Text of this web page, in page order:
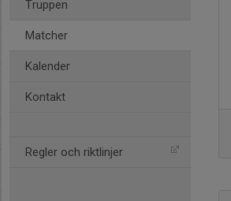
Truppen
Matcher
Kalender
Kontakt
Regler och riktlinjer